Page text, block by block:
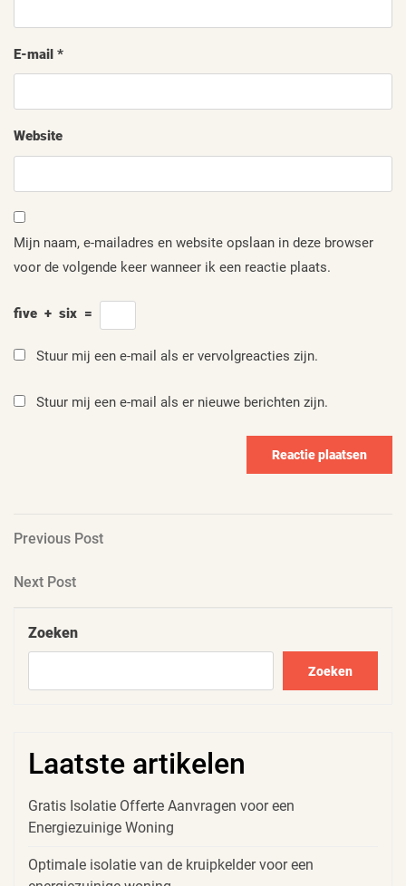
E-mail *
Website
Mijn naam, e-mailadres en website opslaan in deze browser
voor de volgende keer wanneer ik een reactie plaats.
five + six =
Stuur mij een e-mail als er vervolgreacties zijn.
Stuur mij een e-mail als er nieuwe berichten zijn.
Berichtnavigatie
Previous
Previous Post
Next
Next Post
Zoeken
Zoeken
Laatste artikelen
Gratis Isolatie Offerte Aanvragen voor een
Energiezuinige Woning
Optimale isolatie van de kruipkelder voor een